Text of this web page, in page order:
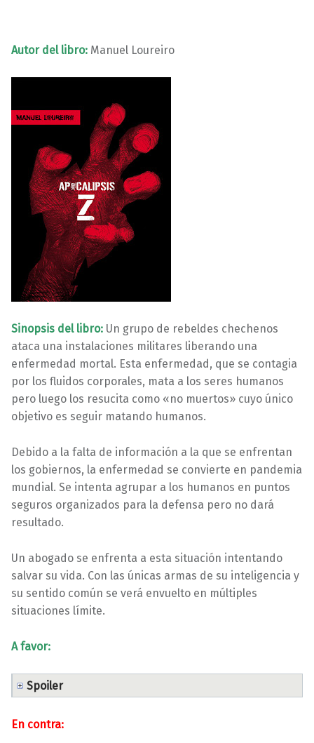
Autor del libro: Manuel Loureiro
Sinopsis del libro: Un grupo de rebeldes chechenos
ataca una instalaciones militares liberando una
enfermedad mortal. Esta enfermedad, que se contagia
por los fluidos corporales, mata a los seres humanos
pero luego los resucita como «no muertos» cuyo único
objetivo es seguir matando humanos.
Debido a la falta de información a la que se enfrentan
los gobiernos, la enfermedad se convierte en pandemia
mundial. Se intenta agrupar a los humanos en puntos
seguros organizados para la defensa pero no dará
resultado.
Un abogado se enfrenta a esta situación intentando
salvar su vida. Con las únicas armas de su inteligencia y
su sentido común se verá envuelto en múltiples
situaciones límite.
A favor:
Spoiler
En contra: